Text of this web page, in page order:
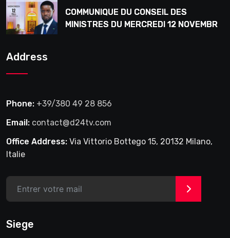
COMMUNIQUE DU CONSEIL DES
MINISTRES DU MERCREDI 12 NOVEMBRE
Address
Phone: +39/380 49 28 856
Email: contact@d24tv.com
Office Address: Via Vittorio Bottego 15, 20132 Milano,
Italie
>
Siege